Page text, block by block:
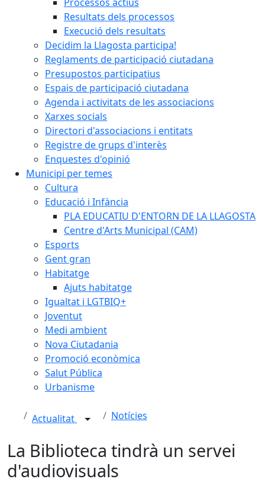
Resultats dels processos
Execució dels resultats
Decidim la Llagosta participa!
Reglaments de participació ciutadana
Presupostos participatius
Espais de participació ciutadana
Agenda i activitats de les associacions
Xarxes socials
Directori d'associacions i entitats
Registre de grups d'interès
Enquestes d'opinió
Municipi per temes
Cultura
Educació i Infància
PLA EDUCATIU D'ENTORN DE LA LLAGOSTA
Centre d'Arts Municipal (CAM)
Esports
Gent gran
Habitatge
Ajuts habitatge
Igualtat i LGTBIQ+
Joventut
Medi ambient
Nova Ciutadania
Promoció econòmica
Salut Pública
Urbanisme
Actualitat Notícies
La Biblioteca tindrà un servei
d'audiovisuals